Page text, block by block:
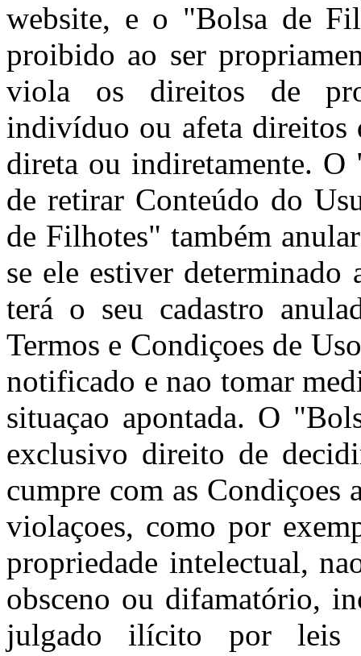
website, e o "Bolsa de
proibido ao ser
viola os direitos de
indivíduo ou afeta direitos
direta ou indiretamente.
de retirar Conteúdo do
de Filhotes" também
se ele estiver
terá o seu cadastro
Termos e Condiçoes de
notificado e nao tomar
situaçao apontada. O
exclusivo direito de
cumpre com as Condiçoes
violaçoes, como por
propriedade intelectual,
obsceno ou difamatório,
julgado ilícito por leis